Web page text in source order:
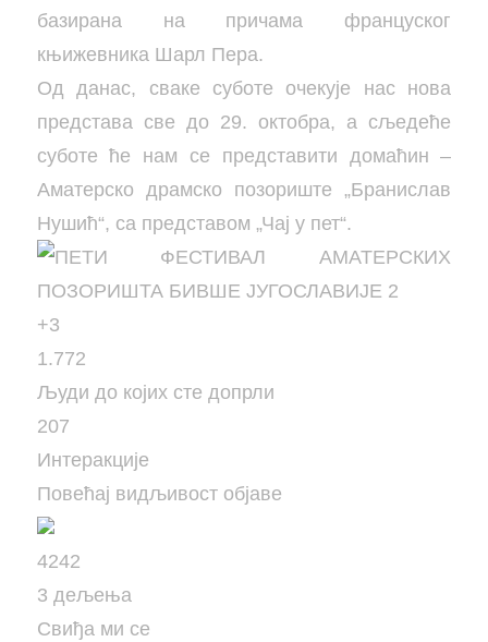
базирана на причама француског
књижевника Шарл Пера.
Од данас, сваке суботе очекује нас нова
представа све до 29. октобра, а сљедеће
суботе ће нам се представити домаћин –
Аматерско драмско позориште „Бранислав
Нушић“, са представом „Чај у пет“.
+3
1.772
Људи до којих сте допрли
207
Интеракције
Повећај видљивост објаве
4242
3 дељења
Свиђа ми се